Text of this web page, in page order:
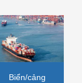
Biển/cảng